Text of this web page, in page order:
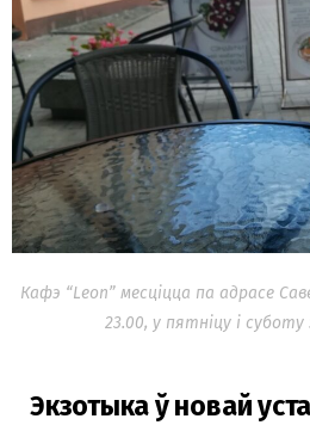
Кафэ “Leon” месціцца па адрасе
23.00, у пятніцу і суботу
Экзотыка ў новай